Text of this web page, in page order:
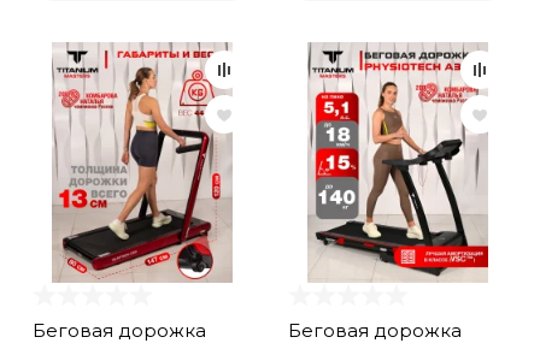
Беговая дорожка
Беговая дорожка